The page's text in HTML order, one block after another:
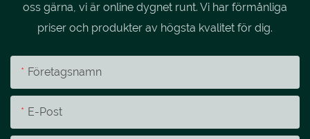
oss gärna, vi är online dygnet runt. Vi har förmånliga
priser och produkter av högsta kvalitet för dig.
Företagsnamn
E-Post